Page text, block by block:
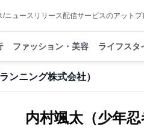
/ニュースリリース配信サービスのアットプ
ファッション・美容 ライフスタ
ンニング株式会社）
内村颯太（少年